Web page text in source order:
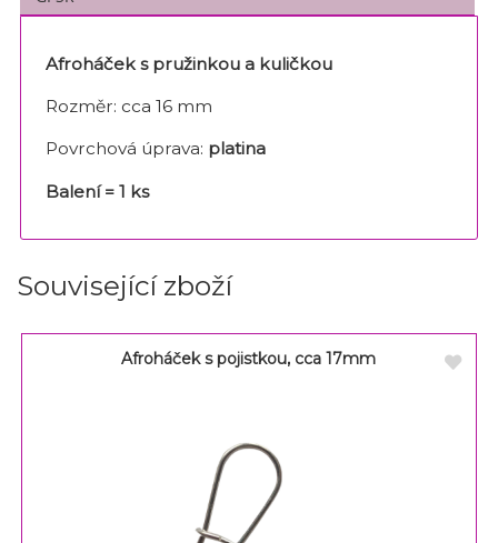
Afroháček s pružinkou a kuličkou
Rozměr: cca 16 mm
Povrchová úprava: platina
Balení = 1 ks
Související zboží
Afroháček s pojistkou, cca 17mm